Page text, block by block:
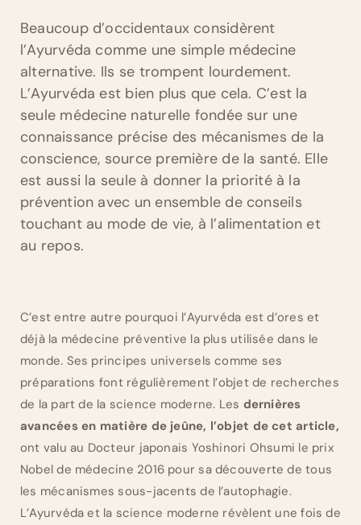
Beaucoup d’occidentaux considèrent
l’Ayurvéda comme une simple médecine
alternative. Ils se trompent lourdement.
L’Ayurvéda est bien plus que cela. C’est la
seule médecine naturelle fondée sur une
connaissance précise des mécanismes de la
conscience, source première de la santé. Elle
est aussi la seule à donner la priorité à la
prévention avec un ensemble de conseils
touchant au mode de vie, à l’alimentation et
au repos.
C’est entre autre pourquoi l’Ayurvéda est d’ores et
déjà la médecine préventive la plus utilisée dans le
monde. Ses principes universels comme ses
préparations font régulièrement l’objet de recherches
de la part de la science moderne. Les dernières
avancées en matière de jeûne, l’objet de cet article,
ont valu au Docteur japonais Yoshinori Ohsumi le prix
Nobel de médecine 2016 pour sa découverte de tous
les mécanismes sous-jacents de l’autophagie.
L’Ayurvéda et la science moderne révèlent une fois de